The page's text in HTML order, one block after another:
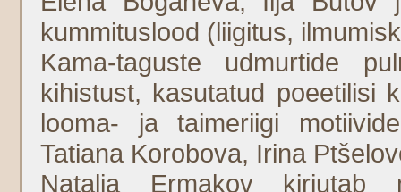
kummituslood (liigitus,
Kama-taguste udmurtide
kihistust, kasutatud poeetilisi
looma- ja taimeriigi
Tatiana Korobova, Irina
Natalia Ermakov kirjutab